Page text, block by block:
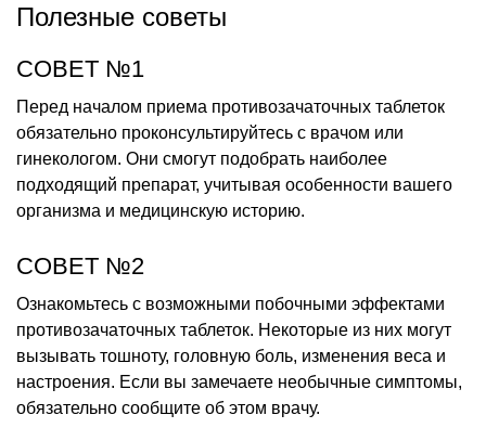
Полезные советы
СОВЕТ №1
Перед началом приема противозачаточных таблеток
обязательно проконсультируйтесь с врачом или
гинекологом. Они смогут подобрать наиболее
подходящий препарат, учитывая особенности вашего
организма и медицинскую историю.
СОВЕТ №2
Ознакомьтесь с возможными побочными эффектами
противозачаточных таблеток. Некоторые из них могут
вызывать тошноту, головную боль, изменения веса и
настроения. Если вы замечаете необычные симптомы,
обязательно сообщите об этом врачу.